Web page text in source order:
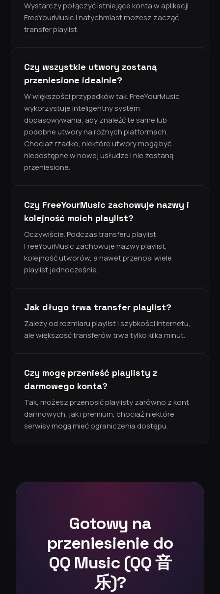
Wystarczy połączyć istniejące konta w aplikacji
FreeYourMusic i natychmiast możesz zacząć
transfer playlist.
Czy wszystkie utwory zostaną
przeniesione idealnie?
W większości przypadków tak. FreeYourMusic
wykorzystuje inteligentny system
dopasowywania, aby znaleźć te same lub
podobne utwory na różnych platformach.
Chociaż rzadko, niektóre utwory mogą być
niedostępne w nowej usłudze i nie zostaną
przeniesione.
Czy FreeYourMusic zachowuje nazwy i
kolejność moich playlist?
Oczywiście. Podczas transferu playlist
FreeYourMusic zachowuje nazwy playlist,
kolejność utworów, a nawet przenosi wiele
playlist jednocześnie.
Jak długo trwa transfer playlist?
Zależy od rozmiaru playlist i szybkości internetu,
ale większość transferów trwa tylko kilka minut.
Czy mogę przenieść playlisty z
darmowego konta?
Tak, możesz przenosić playlisty zarówno z kont
darmowych, jak i premium, chociaż niektóre
serwisy mogą mieć ograniczenia dostępu.
Gotowy na
przeniesienie do
QQ Music (QQ 音
乐)?